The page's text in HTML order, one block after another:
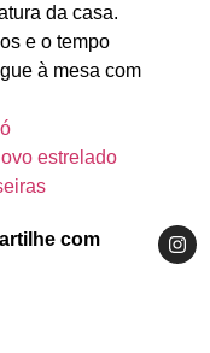
da casa.
e o tempo
à mesa com
estrelado
com